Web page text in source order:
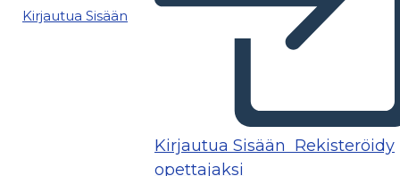
Kirjautua Sisään
Kirjautua Sisään Rekisteröidy
opettajaksi